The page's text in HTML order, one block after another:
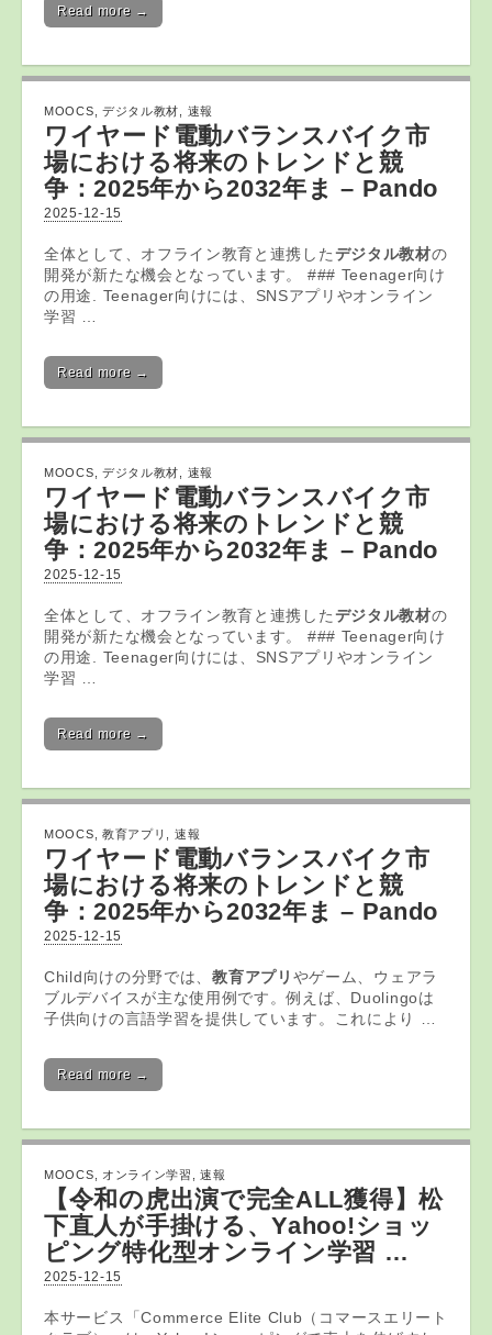
Read more →
MOOCS デジタル教材 速報
ワイヤード電動バランスバイク市
場における将来のトレンドと競
争：2025年から2032年ま – Pando
2025-12-15
全体として、オフライン教育と連携したデジタル教材の
開発が新たな機会となっています。 ### Teenager向け
の用途. Teenager向けには、SNSアプリやオンライン
学習 …
Read more →
MOOCS デジタル教材 速報
ワイヤード電動バランスバイク市
場における将来のトレンドと競
争：2025年から2032年ま – Pando
2025-12-15
全体として、オフライン教育と連携したデジタル教材の
開発が新たな機会となっています。 ### Teenager向け
の用途. Teenager向けには、SNSアプリやオンライン
学習 …
Read more →
MOOCS 教育アプリ 速報
ワイヤード電動バランスバイク市
場における将来のトレンドと競
争：2025年から2032年ま – Pando
2025-12-15
Child向けの分野では、教育アプリ やゲーム、ウェアラ
ブルデバイスが主な使用例です。例えば、Duolingoは
子供向けの言語学習を提供しています。これにより …
Read more →
MOOCS オンライン学習 ,速報
【令和の虎出演で完全ALL獲得】松
下直人が手掛ける、Yahoo!ショッ
ピング特化型オンライン学習 …
2025-12-15
本サービス「Commerce Elite Club（コマースエリート